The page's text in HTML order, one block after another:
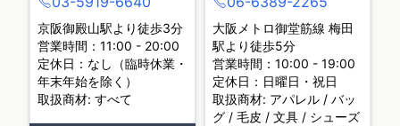
京阪御殿山駅より徒歩3分
営業時間：11:00 - 20:00
定休日：なし（臨時休業・
年末年始を除く）
取扱商材: すべて
大阪メトロ御堂筋線 梅田
駅より徒歩5分
営業時間：10:00 - 19:00
定休日：日曜日・祝日
取扱商材: アパレル / バッ
グ / 毛皮 / 文具 / シューズ